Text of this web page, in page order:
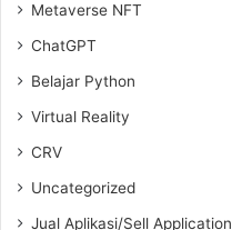
Metaverse NFT
ChatGPT
Belajar Python
Virtual Reality
CRV
Uncategorized
Jual Aplikasi/Sell Application